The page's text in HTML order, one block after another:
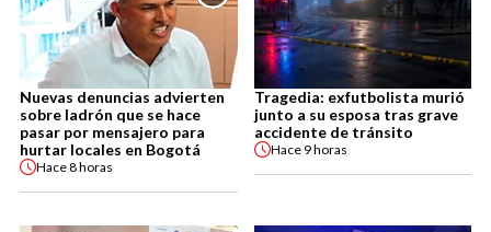
Nuevas denuncias advierten
sobre ladrón que se hace
pasar por mensajero para
hurtar locales en Bogotá
Hace8 horas
Tragedia: exfutbolista murió
junto a su esposa tras grave
accidente de tránsito
Hace 9 horas